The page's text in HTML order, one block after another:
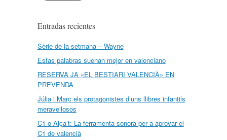
Entradas recientes
Sèrie de la setmana – Wayne
Estas palabras suenan mejor en valenciano
RESERVA JA «EL BESTIARI VALENCIÀ» EN
PREVENDA
Júlia i Marc els protagonistes d’uns llibres infantils
meravellosos
C1 o Alça’t: La ferramenta sonora per a aprovar el
C1 de valencià